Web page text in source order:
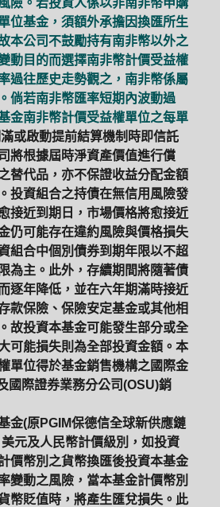
險。若投資人係以非南非幣申購
位基金，須額外承擔因換匯所生
本公司不鼓勵持有南非幣以外之
動目的而選擇南非幣計價受益權
過往歷史走勢觀之，南非幣係屬
倘若南非幣匯率短期內波動過
金南非幣計價受益權單位之每單
或啟動提前結算機制時即信託
將根據屆時淨資產價值進行償
替代品，亦不保證收益分配金額
投資組合之持債在無信用風險發
接近到期日，市場價格將愈接近
仍可能存在違約風險與價格損失
組合中個別債券到期年限以不超
為主。此外，存續期間將隨著債
逐年降低，並在六年期滿時接近
款保險、保險安定基金或其他相
故投資本基金可能發生部分或全
可能損失則為全部投資金額。本
單位得於基金銷售機構之國際金
國際證券業務分公司(OSU)銷
金(原PGIM保德信全球新供應鏈
元及人民幣計價級別，如投資
價幣別之貨幣換匯後投資本基金
變動之風險，當本基金計價幣別
幣貶值時，將產生匯兌損失。此